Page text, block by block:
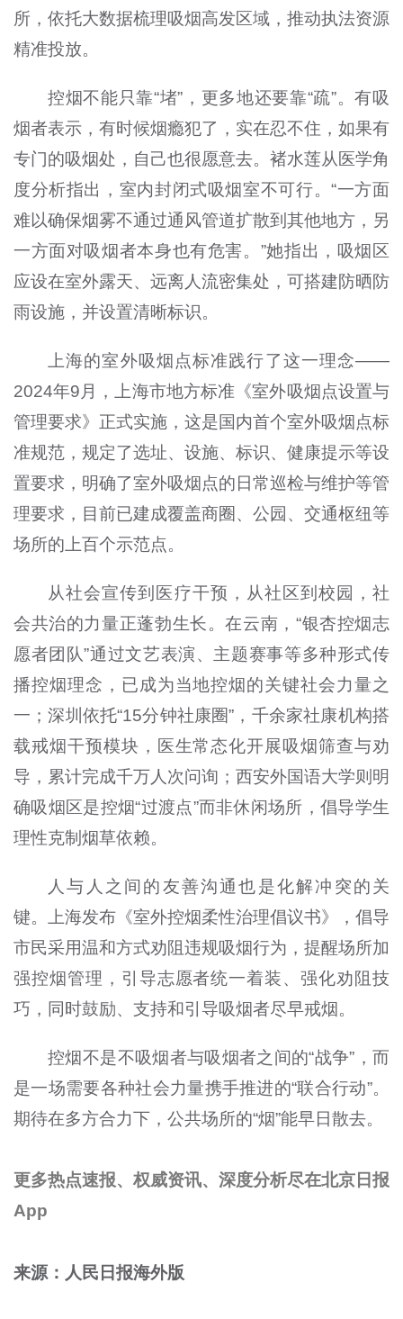
所，依托大数据梳理吸烟高发区域，推动执法资源
精准投放。
控烟不能只靠“堵”，更多地还要靠“疏”。有吸
烟者表示，有时候烟瘾犯了，实在忍不住，如果有
专门的吸烟处，自己也很愿意去。褚水莲从医学角
度分析指出，室内封闭式吸烟室不可行。“一方面
难以确保烟雾不通过通风管道扩散到其他地方，另
一方面对吸烟者本身也有危害。”她指出，吸烟区
应设在室外露天、远离人流密集处，可搭建防晒防
雨设施，并设置清晰标识。
上海的室外吸烟点标准践行了这一理念——
2024年9月，上海市地方标准《室外吸烟点设置与
管理要求》正式实施，这是国内首个室外吸烟点标
准规范，规定了选址、设施、标识、健康提示等设
置要求，明确了室外吸烟点的日常巡检与维护等管
理要求，目前已建成覆盖商圈、公园、交通枢纽等
场所的上百个示范点。
从社会宣传到医疗干预，从社区到校园，社
会共治的力量正蓬勃生长。在云南，“银杏控烟志
愿者团队”通过文艺表演、主题赛事等多种形式传
播控烟理念，已成为当地控烟的关键社会力量之
一；深圳依托“15分钟社康圈”，千余家社康机构搭
载戒烟干预模块，医生常态化开展吸烟筛查与劝
导，累计完成千万人次问询；西安外国语大学则明
确吸烟区是控烟“过渡点”而非休闲场所，倡导学生
理性克制烟草依赖。
人与人之间的友善沟通也是化解冲突的关
键。上海发布《室外控烟柔性治理倡议书》，倡导
市民采用温和方式劝阻违规吸烟行为，提醒场所加
强控烟管理，引导志愿者统一着装、强化劝阻技
巧，同时鼓励、支持和引导吸烟者尽早戒烟。
控烟不是不吸烟者与吸烟者之间的“战争”，而
是一场需要各种社会力量携手推进的“联合行动”。
期待在多方合力下，公共场所的“烟”能早日散去。
更多热点速报、权威资讯、深度分析尽在北京日报
App
来源：人民日报海外版